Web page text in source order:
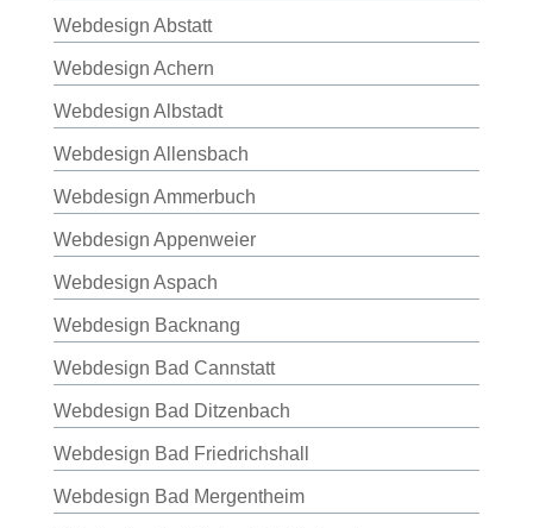
Webdesign Abstatt
Webdesign Achern
Webdesign Albstadt
Webdesign Allensbach
Webdesign Ammerbuch
Webdesign Appenweier
Webdesign Aspach
Webdesign Backnang
Webdesign Bad Cannstatt
Webdesign Bad Ditzenbach
Webdesign Bad Friedrichshall
Webdesign Bad Mergentheim